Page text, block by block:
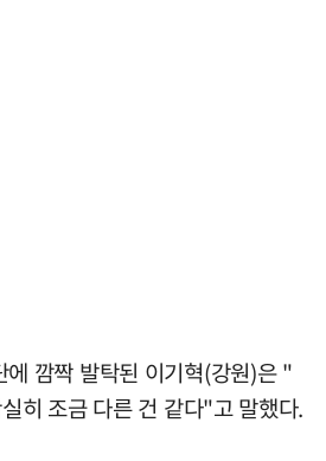
에 깜짝 발탁된 이기혁(강원)은 "
히 조금 다른 건 같다"고 말했다.